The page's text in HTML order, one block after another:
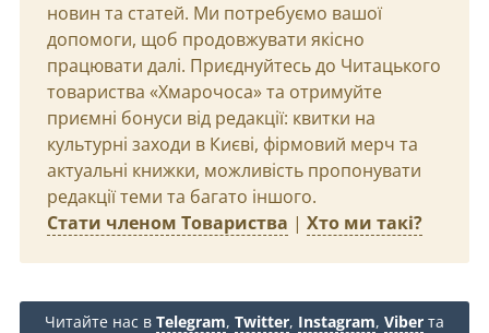
новин та статей. Ми потребуємо вашої
допомоги, щоб продовжувати якісно
працювати далі. Приєднуйтесь до Читацького
товариства «Хмарочоса» та отримуйте
приємні бонуси від редакції: квитки на
культурні заходи в Києві, фірмовий мерч та
актуальні книжки, можливість пропонувати
редакції теми та багато іншого.
Стати членом Товариства | Хто ми такі?
Читайте нас в Telegram, Twitter, Instagram, Viber та